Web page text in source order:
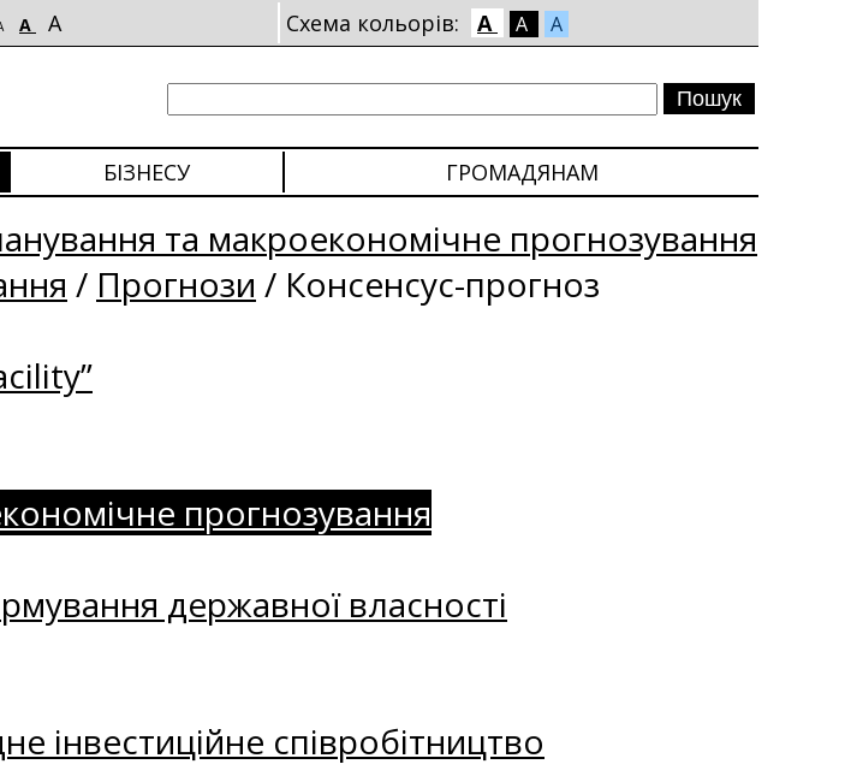
A A Схема кольорів: A A A
БІЗНЕСУ ГРОМАДЯНАМ
та макроекономічне прогнозування
/ Прогнози / Консенсус-прогноз
прогнозування
державної власності
інвестиційне співробітництво